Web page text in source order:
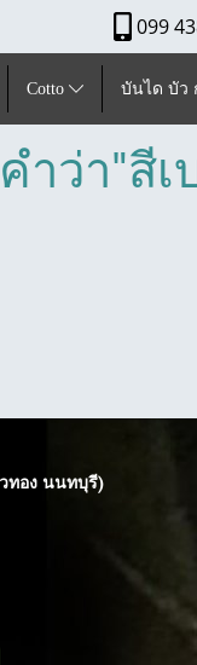
099
Cotto บันได บัว
ำว่า"สีเ
ทอง นนทบุรี)